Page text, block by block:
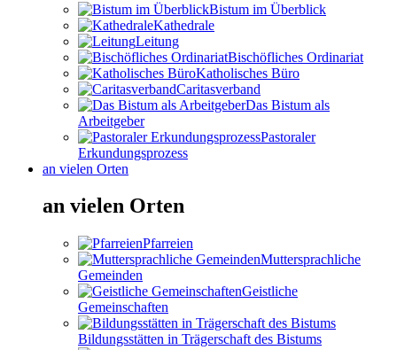
Bistum im Überblick
Kathedrale
Leitung
Bischöfliches Ordinariat
Katholisches Büro
Caritasverband
Das Bistum als
Arbeitgeber
Pastoraler
Erkundungsprozess
an vielen Orten
an vielen Orten
Pfarreien
Muttersprachliche
Gemeinden
Geistliche
Gemeinschaften
Bildungsstätten in Trägerschaft des Bistums